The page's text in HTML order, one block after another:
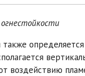
воздействию